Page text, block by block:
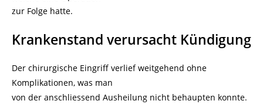
zur Folge hatte.
Krankenstand verursacht Kündigung
Der chirurgische Eingriff verlief weitgehend ohne
Komplikationen, was man
von der anschliessend Ausheilung nicht behaupten konnte.